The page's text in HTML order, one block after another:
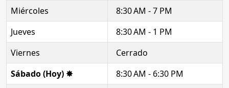
Miércoles
8:30 AM - 7 PM
Jueves
8:30 AM - 1 PM
Viernes
Cerrado
Sábado (Hoy) ✸
8:30 AM - 6:30 PM